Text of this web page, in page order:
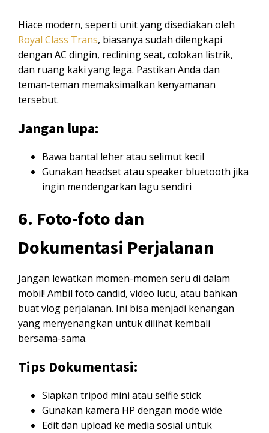
Hiace modern, seperti unit yang disediakan oleh
Royal Class Trans, biasanya sudah dilengkapi
dengan AC dingin, reclining seat, colokan listrik,
dan ruang kaki yang lega. Pastikan Anda dan
teman-teman memaksimalkan kenyamanan
tersebut.
Jangan lupa:
Bawa bantal leher atau selimut kecil
Gunakan headset atau speaker bluetooth jika
ingin mendengarkan lagu sendiri
6. Foto-foto dan
Dokumentasi Perjalanan
Jangan lewatkan momen-momen seru di dalam
mobil! Ambil foto candid, video lucu, atau bahkan
buat vlog perjalanan. Ini bisa menjadi kenangan
yang menyenangkan untuk dilihat kembali
bersama-sama.
Tips Dokumentasi:
Siapkan tripod mini atau selfie stick
Gunakan kamera HP dengan mode wide
Edit dan upload ke media sosial untuk